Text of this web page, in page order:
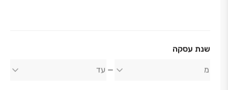
שנת עסקה
אודות החברה
קבוצת שי חי